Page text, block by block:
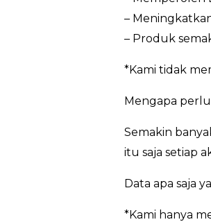
–
– Produk
*Kami tidak
Mengapa
Semakin
itu saja setiap
Data apa saja
*Kami hanya